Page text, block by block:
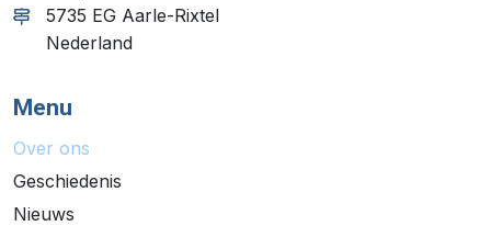
5735 EG Aarle-Rixtel
Nederland
Menu
Over ons
Geschiedenis
Nieuws